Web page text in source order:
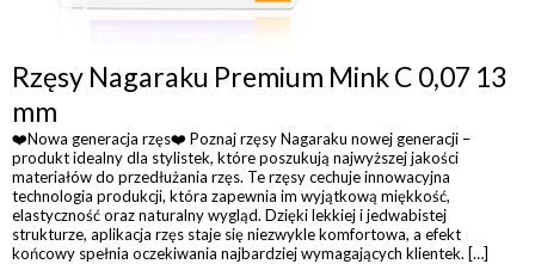
Rzęsy Nagaraku Premium Mink C 0,07 13
mm
❤️Nowa generacja rzęs❤️ Poznaj rzęsy Nagaraku nowej generacji –
produkt idealny dla stylistek, które poszukują najwyższej jakości
materiałów do przedłużania rzęs. Te rzęsy cechuje innowacyjna
technologia produkcji, która zapewnia im wyjątkową miękkość,
elastyczność oraz naturalny wygląd. Dzięki lekkiej i jedwabistej
strukturze, aplikacja rzęs staje się niezwykle komfortowa, a efekt
końcowy spełnia oczekiwania najbardziej wymagających klientek. […]